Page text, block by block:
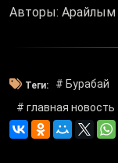
Авторы:
Теги: # Бурабай
# главная новость